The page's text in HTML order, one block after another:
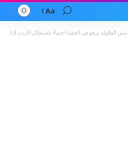
Font
Resizer
Aa
تنس الطاولة يزهو في العقبة احتفاءً باستقلال الأردن الـ79